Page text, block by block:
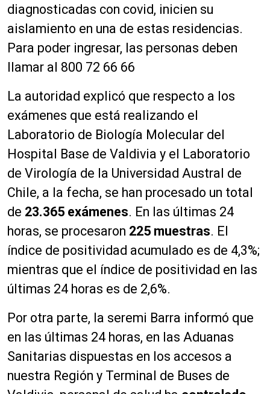
diagnosticadas con covid, inicien su
aislamiento en una de estas residencias.
Para poder ingresar, las personas deben
llamar al 800 72 66 66
La autoridad explicó que respecto a los
exámenes que está realizando el
Laboratorio de Biología Molecular del
Hospital Base de Valdivia y el Laboratorio
de Virología de la Universidad Austral de
Chile, a la fecha, se han procesado un total
de 23.365 exámenes. En las últimas 24
horas, se procesaron 225 muestras. El
índice de positividad acumulado es de 4,3%;
mientras que el índice de positividad en las
últimas 24 horas es de 2,6%.
Por otra parte, la seremi Barra informó que
en las últimas 24 horas, en las Aduanas
Sanitarias dispuestas en los accesos a
nuestra Región y Terminal de Buses de